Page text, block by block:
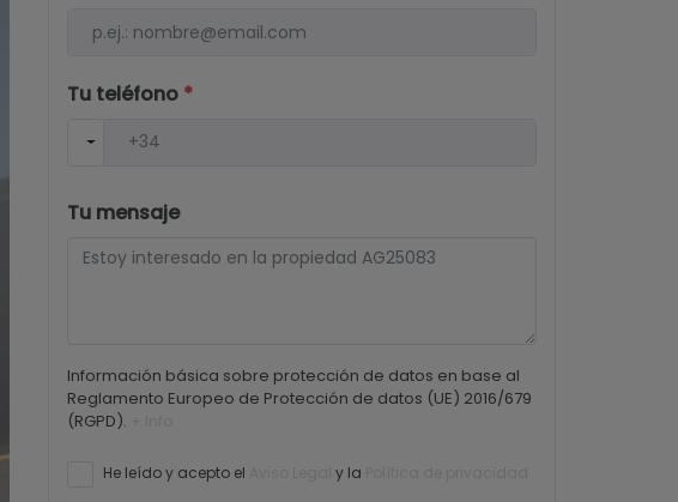
Tu teléfono *
Tu mensaje
Información básica sobre protección de datos en base al
Reglamento Europeo de Protección de datos (UE) 2016/679
(RGPD).
He leído y acepto el y la